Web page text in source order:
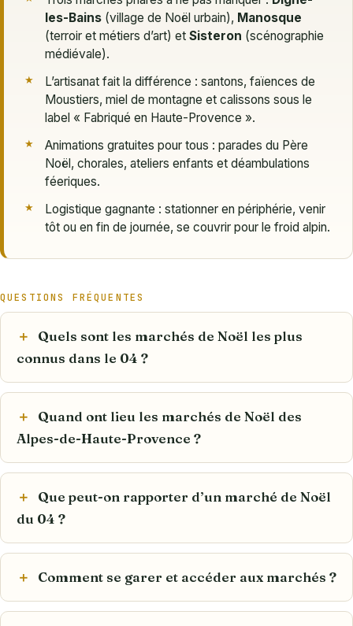
les-Bains (village de Noël urbain), Manosque
(terroir et métiers d’art) et Sisteron (scénographie
médiévale).
L’artisanat fait la différence : santons, faïences de
Moustiers, miel de montagne et calissons sous le
label « Fabriqué en Haute-Provence ».
Animations gratuites pour tous : parades du Père
Noël, chorales, ateliers enfants et déambulations
féeriques.
Logistique gagnante : stationner en périphérie, venir
tôt ou en fin de journée, se couvrir pour le froid alpin.
QUESTIONS FRÉQUENTES
Quels sont les marchés de Noël les plus
connus dans le 04 ?
Quand ont lieu les marchés de Noël des
Alpes-de-Haute-Provence ?
Que peut-on rapporter d’un marché de Noël
du 04 ?
Comment se garer et accéder aux marchés ?